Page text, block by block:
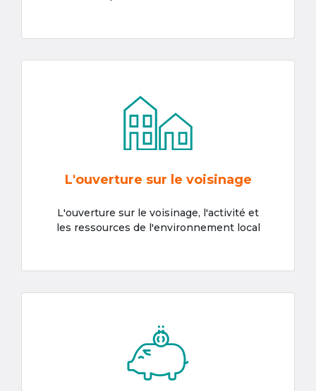
L'ouverture sur le voisinage
L'ouverture sur le voisinage, l'activité et
les ressources de l'environnement local